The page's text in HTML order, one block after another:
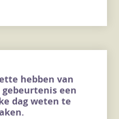
hebben van
gebeurtenis een
dag weten te